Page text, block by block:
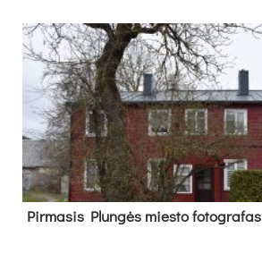
Pir­ma­sis Plun­gės mies­to fo­tog­ra­fas